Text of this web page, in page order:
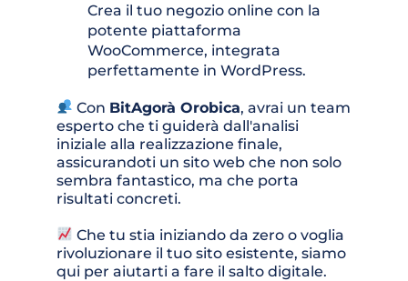
Crea il tuo negozio online con la
potente piattaforma
WooCommerce, integrata
perfettamente in WordPress.
Con BitAgorà Orobica, avrai un team
esperto che ti guiderà dall'analisi
iniziale alla realizzazione finale,
assicurandoti un sito web che non solo
sembra fantastico, ma che porta
risultati concreti.
Che tu stia iniziando da zero o voglia
rivoluzionare il tuo sito esistente, siamo
qui per aiutarti a fare il salto digitale.